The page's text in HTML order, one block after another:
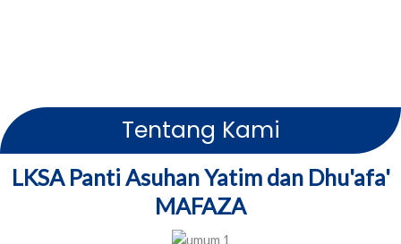
Tentang Kami
LKSA Panti Asuhan Yatim dan Dhu'afa'
MAFAZA